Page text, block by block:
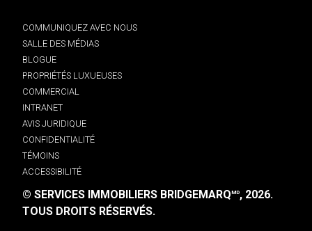
COMMUNIQUEZ AVEC NOUS
SALLE DES MÉDIAS
BLOGUE
PROPRIÉTÉS LUXUEUSES
COMMERCIAL
INTRANET
AVIS JURIDIQUE
CONFIDENTIALITÉ
TÉMOINS
ACCESSIBILITÉ
© SERVICES IMMOBILIERS BRIDGEMARQMD, 2026.
TOUS DROITS RÉSERVÉS.